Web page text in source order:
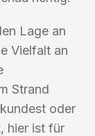
Lage an
Vielfalt an
Strand
oder
hier ist für